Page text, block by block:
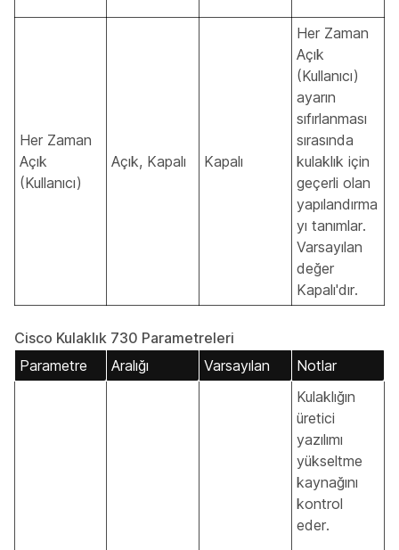
Her Zaman
Açık
(Kullanıcı)
Açık, Kapalı Kapalı
Her Zaman
Açık
(Kullanıcı)
ayarın
sıfırlanması
sırasında
kulaklık için
geçerli olan
yapılandırma
yı tanımlar.
Varsayılan
değer
Kapalı'dır.
Cisco Kulaklık 730 Parametreleri
Parametre
Aralığı Varsayılan Notlar
Kulaklığın
üretici
yazılımı
yükseltme
kaynağını
kontrol
eder.